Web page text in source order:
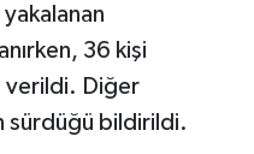
36 kişi
verildi. Diğer
sürdüğü bildirildi.